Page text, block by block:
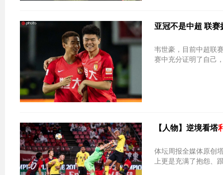
亚冠不是中超 联
韦世豪，目前中超联
赛中充分证明了自己
【人物】逆境看塔
体坛周报全媒体原创
上更是充满了抱怨、